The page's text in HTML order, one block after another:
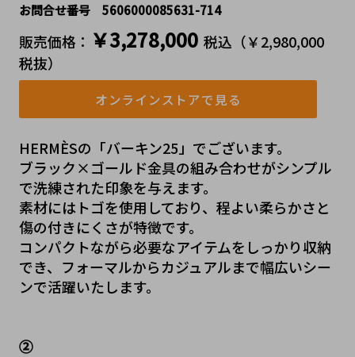
お問合せ番号 5606000085631-714
販売価格： ￥3,278,000 税込（￥2,980,000
税抜）
オンラインストアで見る
HERMÈSの「バーキン25」でございます。
ブラック×ゴールド金具の組み合わせがシンプル
で洗練された印象を与えます。
素材にはトゴを使用しており、程よい柔らかさと
傷の付きにくさが特徴です。
コンパクトながら必要なアイテムをしっかり収納
でき、フォーマルからカジュアルまで幅広いシー
ンで活躍いたします。
②